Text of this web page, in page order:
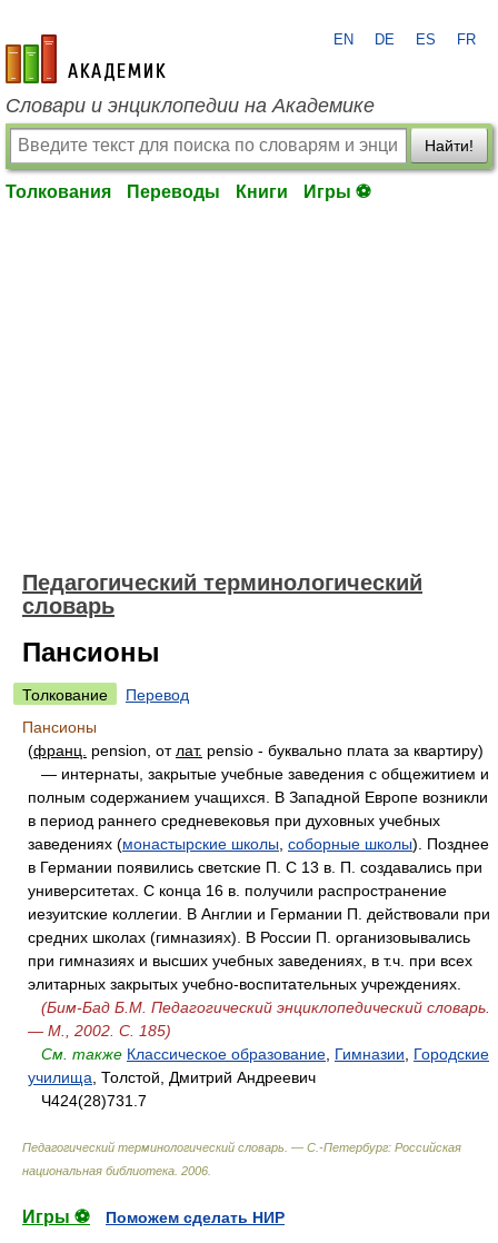
academic.ru
EN DE ES FR
Словари и энциклопедии на Академике
Найти!
Толкования Переводы Книги Игры ⚽
Педагогический терминологический
словарь
Пансионы
Толкование
Перевод
Пансионы
(франц. pension, от лат. pensio - буквально плата за квартиру)
— интернаты, закрытые учебные заведения с общежитием и
полным содержанием учащихся. В Западной Европе возникли
в период раннего средневековья при духовных учебных
заведениях (монастырские школы соборные школы). Позднее
в Германии появились светские П. С 13 в. П. создавались при
университетах. С конца 16 в. получили распространение
иезуитские коллегии. В Англии и Германии П. действовали при
средних школах (гимназиях). В России П. организовывались
при гимназиях и высших учебных заведениях, в т.ч. при всех
элитарных закрытых учебно-воспитательных учреждениях.
(Бим-Бад Б.М. Педагогический энциклопедический словарь.
— М., 2002. С. 185)
См. также Классическое образование Гимназии
Городские
училища , Толстой, Дмитрий Андреевич
Ч424(28)731.7
Педагогический терминологический словарь. — С.-Петербург: Российская
национальная библиотека 2006
Игры ⚽
Поможем сделать НИР